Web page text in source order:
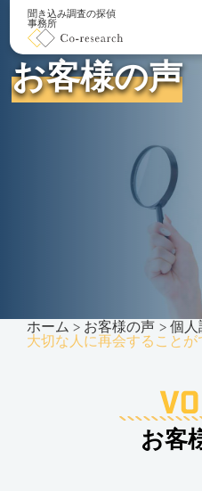
聞き込み調査の探偵
事務所
ホーム お客様の声 個人
大切な人に再会することが
お客様の声
お客